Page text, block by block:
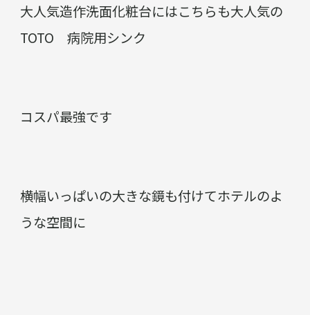
大人気造作洗面化粧台にはこちらも大人気の
TOTO 病院用シンク
コスパ最強です
横幅いっぱいの大きな鏡も付けてホテルのよ
うな空間に